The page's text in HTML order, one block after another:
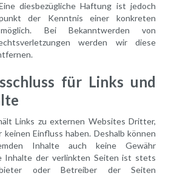
diesbezügliche Haftung ist jedoch
der Kenntnis einer konkreten
möglich. Bei Bekanntwerden von
werden wir diese
für Links und
Links zu externen Websites Dritter,
Einfluss haben. Deshalb können
Inhalte auch keine Gewähr
Inhalte der verlinkten Seiten ist stets
oder Betreiber der Seiten